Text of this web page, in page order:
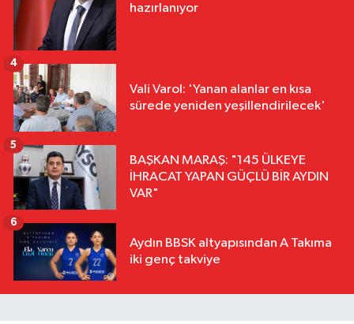
hazırlanıyor
Vali Varol: 'Yanan alanlar en kısa
sürede yeniden yeşillendirilecek'
4
BAŞKAN MARAŞ: "145 ÜLKEYE
İHRACAT YAPAN GÜÇLÜ BİR AYDIN
VAR"
5
Aydın BBSK altyapısından A Takıma
iki genç takviye
6